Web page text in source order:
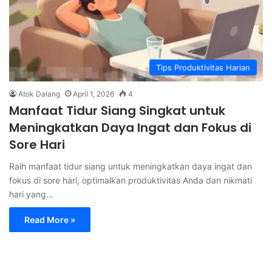
Tips Produktivitas Harian
Atok Dalang April 1, 2026 4
Manfaat Tidur Siang Singkat untuk
Meningkatkan Daya Ingat dan Fokus di
Sore Hari
Raih manfaat tidur siang untuk meningkatkan daya ingat dan
fokus di sore hari, optimalkan produktivitas Anda dan nikmati
hari yang…
Read More »